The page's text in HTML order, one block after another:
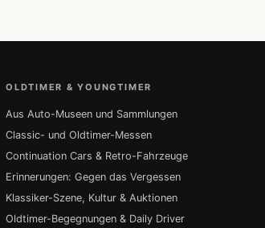
OLDTIMER & YOUNGTIMER
Aus Auto-Museen und Sammlungen
Classic- und Oldtimer-Messen
Continuation Cars & Retro-Fahrzeuge
Erinnerungen: Gegen das Vergessen
Klassiker-Szene, Kultur & Auktionen
Oldtimer-Begegnungen & Daily Driver